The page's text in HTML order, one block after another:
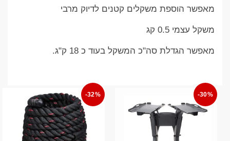
מאפשר הוספת משקלים קטנים לדיוק מרבי
משקל עצמי 0.5 קג
מאפשר הגדלת סה"כ המשקל בעוד כ 18 ק"ג.
-30%
-32%